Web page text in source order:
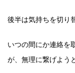
後半は気持ちを切り
いつの間にか連絡を
が、無理に繋げよう